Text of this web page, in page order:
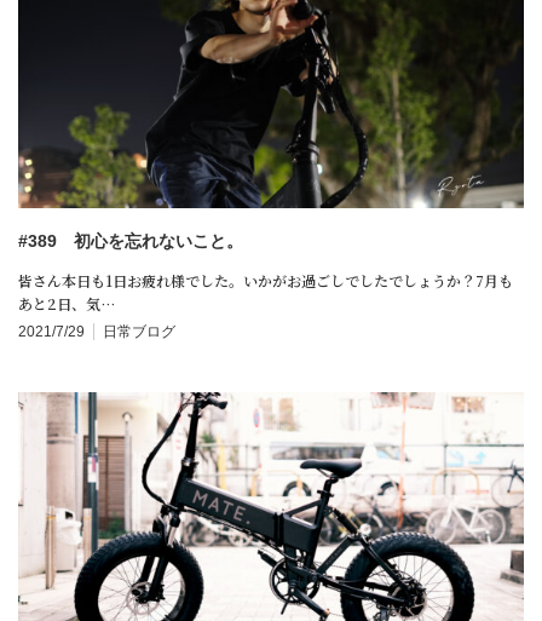
#389 初心を忘れないこと。
皆さん本日も1日お疲れ様でした。いかがお過ごしでしたでしょうか？7月も
あと2日、気…
2021/7/29 日常ブログ